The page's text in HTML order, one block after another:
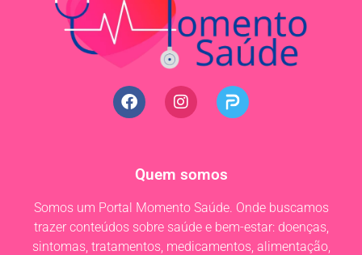
Quem somos
Somos um Portal Momento Saúde. Onde buscamos
trazer conteúdos sobre saúde e bem-estar: doenças,
sintomas, tratamentos, medicamentos, alimentação,